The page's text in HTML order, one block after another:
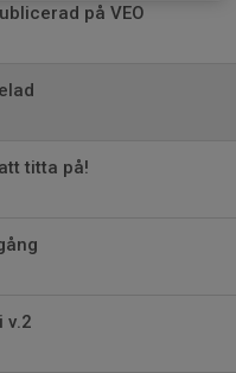
på VEO
titta på!
v.2